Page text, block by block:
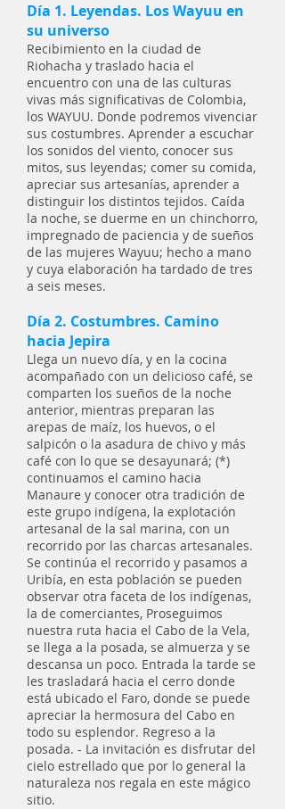
Día 1. Leyendas. Los Wayuu en
su universo
Recibimiento en la ciudad de
Riohacha y traslado hacia el
encuentro con una de las culturas
vivas más significativas de Colombia,
los WAYUU. Donde podremos vivenciar
sus costumbres. Aprender a escuchar
los sonidos del viento, conocer sus
mitos, sus leyendas; comer su comida,
apreciar sus artesanías, aprender a
distinguir los distintos tejidos. Caída
la noche, se duerme en un chinchorro,
impregnado de paciencia y de sueños
de las mujeres Wayuu; hecho a mano
y cuya elaboración ha tardado de tres
a seis meses.
Día 2. Costumbres. Camino
hacia Jepira
Llega un nuevo día, y en la cocina
acompañado con un delicioso café, se
comparten los sueños de la noche
anterior, mientras preparan las
arepas de maíz, los huevos, o el
salpicón o la asadura de chivo y más
café con lo que se desayunará; (*)
continuamos el camino hacia
Manaure y conocer otra tradición de
este grupo indígena, la explotación
artesanal de la sal marina, con un
recorrido por las charcas artesanales.
Se continúa el recorrido y pasamos a
Uribía, en esta población se pueden
observar otra faceta de los indígenas,
la de comerciantes, Proseguimos
nuestra ruta hacia el Cabo de la Vela,
se llega a la posada, se almuerza y se
descansa un poco. Entrada la tarde se
les trasladará hacia el cerro donde
está ubicado el Faro, donde se puede
apreciar la hermosura del Cabo en
todo su esplendor. Regreso a la
posada. - La invitación es disfrutar del
cielo estrellado que por lo general la
naturaleza nos regala en este mágico
sitio.